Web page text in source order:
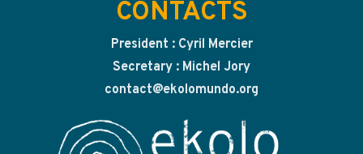
CONTACTS
President : Cyril Mercier
Secretary : Michel Jory
contact@ekolomundo.org